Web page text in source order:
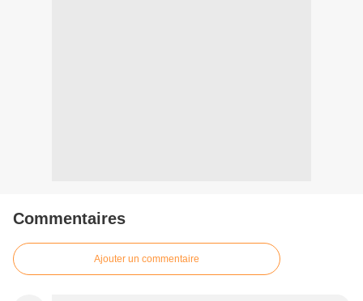
Commentaires
Ajouter un commentaire